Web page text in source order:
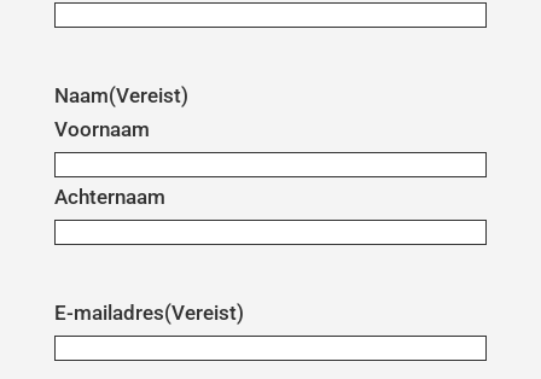
Naam(Vereist)
Voornaam
Achternaam
E-mailadres(Vereist)